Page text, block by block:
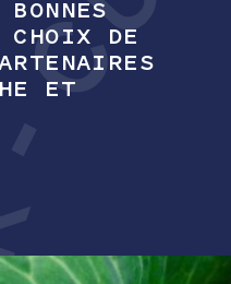
CHOIX DE
ET